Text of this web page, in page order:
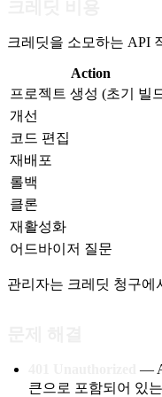
크레딧을 소모하는 API
Action
프로젝트 생성 (초기 빌
개선
코드 편집
재배포
롤백
클론
재활성화
어드바이저 질문
관리자는 크레딧 청구에
—
큰으로 포함되어 있